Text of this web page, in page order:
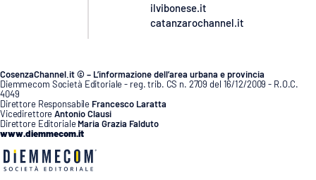
ilvibonese.it
catanzarochannel.it
CosenzaChannel.it © – L’informazione dell’area urbana e provincia
Diemmecom Società Editoriale - reg. trib. CS n. 2709 del 16/12/2009 - R.O.C.
4049
Direttore Responsabile Francesco Laratta
VicedirettoreAntonio Clausi
Direttore Editoriale Maria Grazia Falduto
www.diemmecom.it